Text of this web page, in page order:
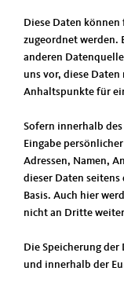
Diese Daten
zugeordnet werden.
anderen
uns vor, diese
Anhaltspunkte für
Sofern innerhalb
Eingabe
Adressen, Namen,
dieser Daten
Basis. Auch hier
nicht an Dritte
Die Speicherung
und innerhalb der